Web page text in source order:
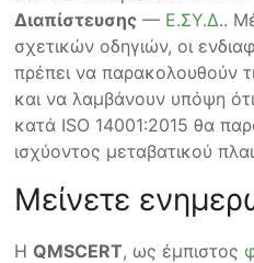
Διαπίστευσης — Ε.ΣΥ.Δ..
σχετικών οδηγιών, οι
πρέπει να παρακολουθούν
και να λαμβάνουν υπόψη
κατά ISO 14001:2015 θα
ισχύοντος μεταβατικού
Μείνετε
Η QMSCERT, ως έμπιστος